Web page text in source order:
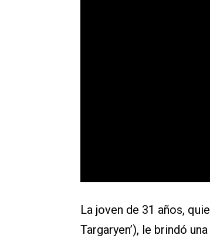
La joven de 31 años,
Targaryen’), le brindó